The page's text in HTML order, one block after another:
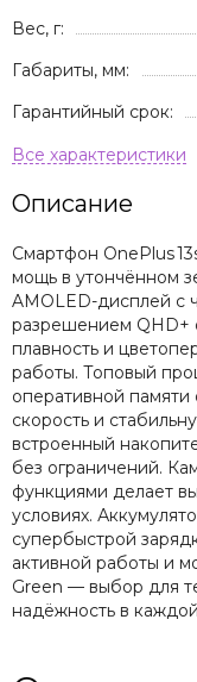
Вес, г:
Габариты, мм:
Гарантийный срок:
Описание
Смартфон OnePlus
мощь в утончённом
AMOLED-дисплей с
разрешением QHD+
плавность и
работы. Топовый
оперативной
скорость и
встроенный
без ограничений.
функциями делает
условиях.
супербыстрой
активной работы и
Green — выбор для
надёжность в